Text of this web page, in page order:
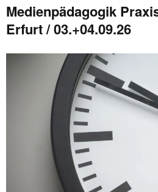
Medienpädagogik
Erfurt / 03.+04.09.26